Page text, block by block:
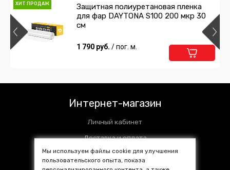
Защитная лента гибридный
полиуретан DAYTONA PPF H300
630 руб./ шт
В корзину
полиуретан DAYTONA PPF H300
ширина 5см
204 руб./ шт
В корзину
Подробнее
ХИТ ПРОДАЖ
Защитная полиуретановая пленка
для фар DAYTONA S100 200 мкр 30
см
1 790 руб. / пог. м.
Интернет-магазин
Личный кабинет
Доставка и оплата
Установочные центры
Мы используем файлы cookie для улучшения
пользовательского опыта, показа